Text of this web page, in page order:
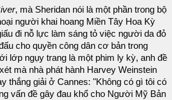
, mà Sheridan nói là một phần trong bộ
người khai hoang Miền Tây Hoa Kỳ
đi nỗ lực làm sáng tỏ việc người da đỏ
cho quyền công dân cơ bản trong
lớp ngụy trang là một phim ly kỳ, anh đề
mà nhà phát hành Harvey Weinstein
thắng giải ở Cannes: "Không có gì tôi có
vấn đề gây đau khổ cho Người Mỹ Bản